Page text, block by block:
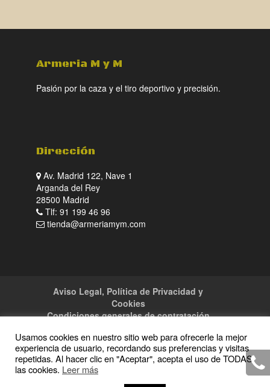
Armeria M y M
Pasión por la caza y el tiro deportivo y precisión.
Dirección
Av. Madrid 122, Nave 1
Arganda del Rey
28500 Madrid
Tlf: 91 199 46 96
tienda@armeriamym.com
Aviso Legal, Política de Privacidad y
Cookies
Condiciones generales de contratación
Usamos cookies en nuestro sitio web para ofrecerle la mejor
experiencia de usuario, recordando sus preferencias y visitas
repetidas. Al hacer clic en "Aceptar", acepta el uso de TODAS
las cookies. Leer más